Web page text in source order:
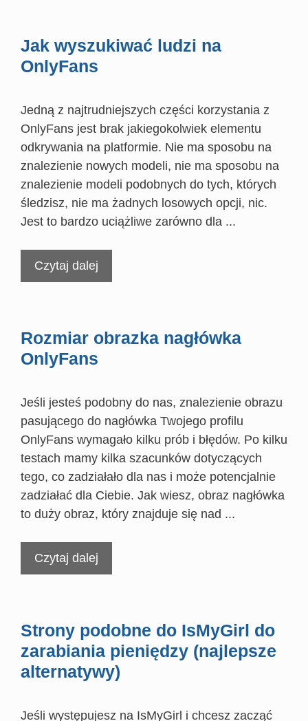
Jak wyszukiwać ludzi na
OnlyFans
Jedną z najtrudniejszych części korzystania z
OnlyFans jest brak jakiegokolwiek elementu
odkrywania na platformie. Nie ma sposobu na
znalezienie nowych modeli, nie ma sposobu na
znalezienie modeli podobnych do tych, których
śledzisz, nie ma żadnych losowych opcji, nic.
Jest to bardzo uciążliwe zarówno dla ...
Czytaj dalej
Rozmiar obrazka nagłówka
OnlyFans
Jeśli jesteś podobny do nas, znalezienie obrazu
pasującego do nagłówka Twojego profilu
OnlyFans wymagało kilku prób i błędów. Po kilku
testach mamy kilka szacunków dotyczących
tego, co zadziałało dla nas i może potencjalnie
zadziałać dla Ciebie. Jak wiesz, obraz nagłówka
to duży obraz, który znajduje się nad ...
Czytaj dalej
Strony podobne do IsMyGirl do
zarabiania pieniędzy (najlepsze
alternatywy)
Jeśli występujesz na IsMyGirl i chcesz zacząć